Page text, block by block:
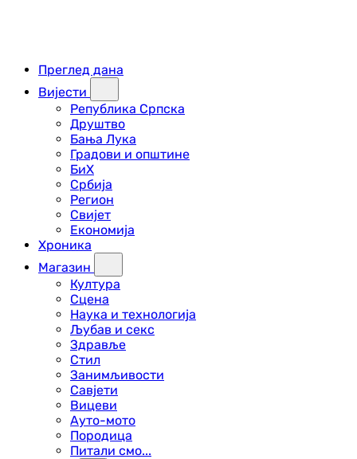
Преглед дана
Вијести
Република Српска
Друштво
Бања Лука
Градови и општине
БиХ
Србија
Регион
Свијет
Економија
Хроника
Магазин
Култура
Сцена
Наука и технологија
Љубав и секс
Здравље
Стил
Занимљивости
Савјети
Вицеви
Ауто-мото
Породица
Питали смо...